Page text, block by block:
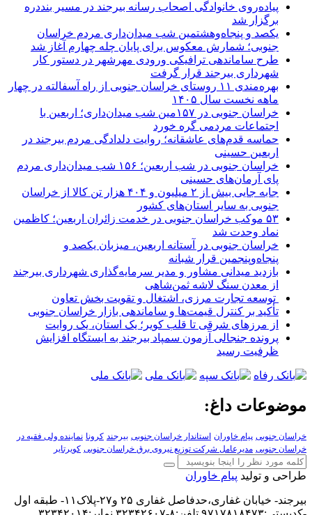
پیاده‌روی خانوادگی اصحاب رسانه بیرجند در مسیر بنددره
برگزار شد
یکصد و پنجاه‌وهشتمین شب میدان‌داری مردم خراسان
جنوبی؛ شمارش معکوس برای پایان چله چهارم آغاز شد
طرح ساماندهی ترافیکی ورودی مهرشهر در دستور کار
شهرداری بیرجند قرار گرفت
بهره‌مندی ۱۱ روستای خراسان جنوبی از راه آسفالته در چهار
ماهه نخست سال ۱۴۰۵
خراسان جنوبی در ۱۵۷مین شب میدان‌داری؛ اربعین با
اجتماعات مردمی گره خورد
حماسه قدم‌های عاشقانه؛ روایت دلدادگی مردم بیرجند در
اربعین حسینی
خراسان جنوبی در شب اربعین؛ ۱۵۶ شب میدان‌داری مردم
پای آرمان‌های حسینی
جابه جایی بیش از ۲ میلیون و ۴۰۴ هزار تن کالا از خراسان
جنوبی به سایر استان‌های کشور
۵۳ موکب خراسان جنوبی در خدمت زائران اربعین؛ کاظمین
نماد وحدت شد
خراسان جنوبی در آستانه اربعین، میزبان یکصد و
پنجاه‌وپنجمین قرار شبانه
بازدید میدانی مشاور و مدیر سرمایه‌گذاری شهرداری بیرجند
از معدن سنگ لاشه ثمن‌شاهی
توسعه تجارت مرزی، اشتغال و تقویت بخش تعاون
تأکید بر کنترل قیمت‌ها و ساماندهی بازار خراسان جنوبی
از مرزهای شرقی تا قلب کویر؛ یک استان، یک روایت
پرونده جنجالی آزمون سمپاد بیرجند به ایستگاه افزایش
ظرفیت رسید
موضوعات داغ:
خراسان جنوبی پیام خاوران استاندار خراسان جنوبی بیرجند کرونا نماینده ولی فقیه در
خراسان جنوبی مدیرعامل شرکت توزیع نیروی برق خراسان جنوبی کویرتایر
طراحی و تولید پیام خاوران
بیرجند- خیابان غفاری،حدفاصل غفاری ۲۵ و۲۷-پلاک۱۱- طبقه اول